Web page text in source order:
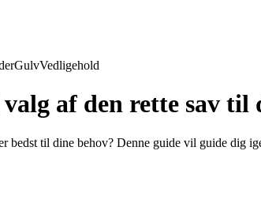
GulvVedligehold
af den rette sav til
bedst til dine behov? Denne guide vil guide dig